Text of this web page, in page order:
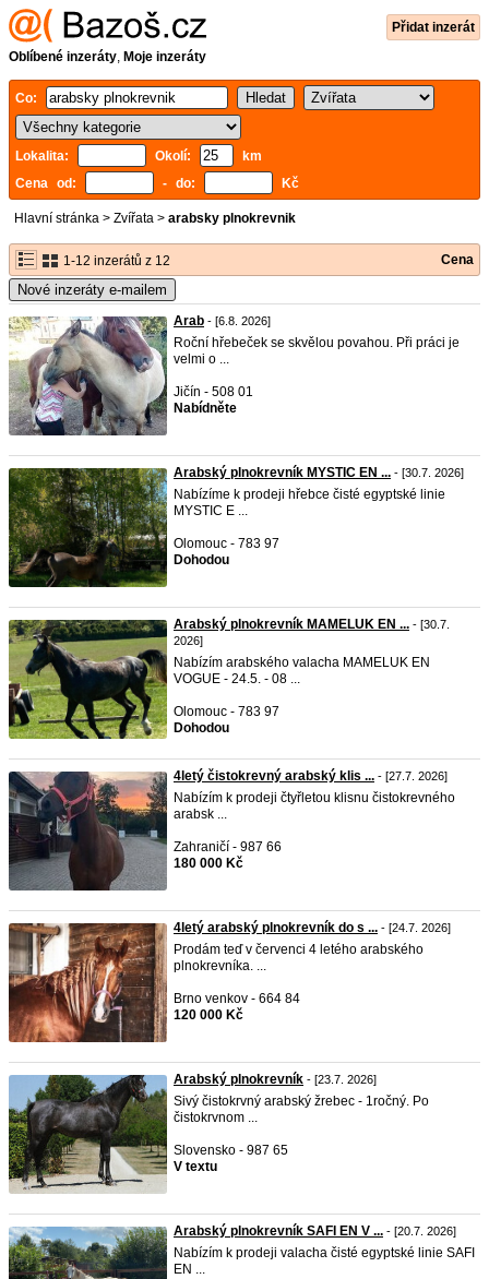
Přidat inzerát
Oblíbené inzeráty, Moje inzeráty
Co:
Lokalita: Okolí:
km
Cena od:
- do: Kč
Hlavní stránka > Zvířata > arabsky plnokrevnik
1-12 inzerátů z 12 Cena
Nové inzeráty e-mailem
Arab - [6.8. 2026]
Roční hřebeček se skvělou povahou. Při práci je
velmi o ...
Jičín - 508 01
Nabídněte
Arabský plnokrevník MYSTIC EN ... - [30.7. 2026]
Nabízíme k prodeji hřebce čisté egyptské linie
MYSTIC E ...
Olomouc - 783 97
Dohodou
Arabský plnokrevník MAMELUK EN ... - [30.7.
2026]
Nabízím arabského valacha MAMELUK EN
VOGUE - 24.5. - 08 ...
Olomouc - 783 97
Dohodou
4letý čistokrevný arabský klis ... - [27.7. 2026]
Nabízím k prodeji čtyřletou klisnu čistokrevného
arabsk ...
Zahraničí - 987 66
180 000 Kč
4letý arabský plnokrevník do s ... - [24.7. 2026]
Prodám teď v červenci 4 letého arabského
plnokrevníka. ...
Brno venkov - 664 84
120 000 Kč
Arabský plnokrevník - [23.7. 2026]
Sivý čistokrvný arabský žrebec - 1ročný. Po
čistokrvnom ...
Slovensko - 987 65
V textu
Arabský plnokrevník SAFI EN V ... - [20.7. 2026]
Nabízím k prodeji valacha čisté egyptské linie SAFI
EN ...